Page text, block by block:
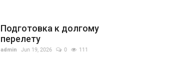
Подготовка к долгому
перелету
admin Jun 19, 2026 0 111